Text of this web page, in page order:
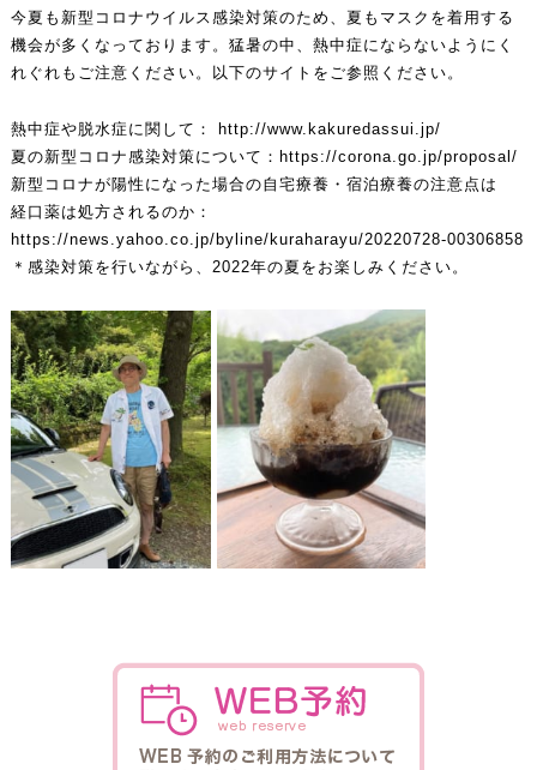
今夏も新型コロナウイルス感染対策のため、夏もマスクを着用する
機会が多くなっております。猛暑の中、熱中症にならないようにく
れぐれもご注意ください。以下のサイトをご参照ください。
熱中症や脱水症に関して：
http://www.kakuredassui.jp/
夏の新型コロナ感染対策について： https://corona.go.jp/proposal/
新型コロナが陽性になった場合の自宅療養・宿泊療養の注意点は
経口薬は処方されるのか：
https://news.yahoo.co.jp/byline/kuraharayu/20220728-00306858
＊感染対策を行いながら、2022年の夏をお楽しみください。